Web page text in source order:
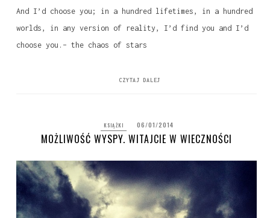
And I’d choose you; in a hundred lifetimes, in a hundred
worlds, in any version of reality, I’d find you and I’d
choose you.– the chaos of stars
CZYTAJ DALEJ
KSIĄŻKI 06/01/2014
MOŻLIWOŚĆ WYSPY. WITAJCIE W WIECZNOŚCI